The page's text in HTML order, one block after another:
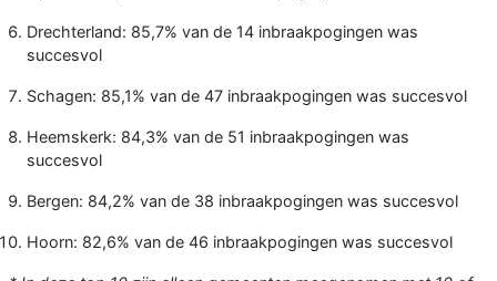
Drechterland: 85,7% van de 14 inbraakpogingen was
succesvol
Schagen: 85,1% van de 47 inbraakpogingen was succesvol
Heemskerk: 84,3% van de 51 inbraakpogingen was
succesvol
Bergen: 84,2% van de 38 inbraakpogingen was succesvol
Hoorn: 82,6% van de 46 inbraakpogingen was succesvol